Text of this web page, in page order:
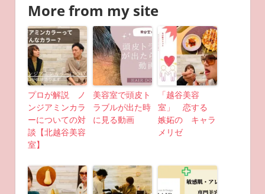
More from my site
プロが解説 ノ
ンジアミンカラ
ーについての対
談【北越谷美容
室】
美容室で頭皮ト
ラブルが出た時
に見る動画
「越谷美容
室」 恋する
嫉妬の キャラ
メリゼ